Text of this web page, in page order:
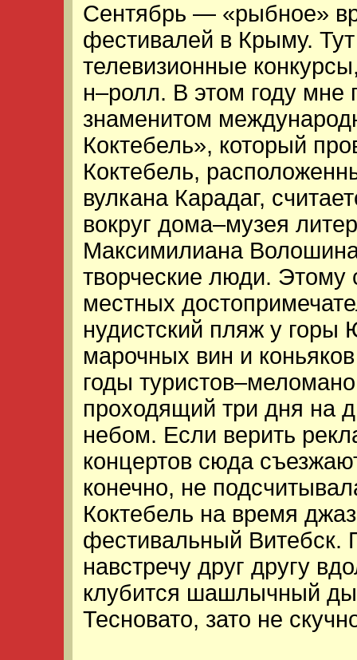
Сентябрь — «рыбное»
фестивалей в Крыму.
телевизионные
н–ролл. В этом году мне
знаменитом
Коктебель», который
Коктебель,
вулкана Карадаг,
вокруг дома–музея
Максимилиана
творческие люди. Этому
местных
нудистский пляж у
марочных вин и
годы
проходящий три дня на
небом. Если верить
концертов сюда
конечно, не
Коктебель на время
фестивальный Витебск.
навстречу друг другу
клубится шашлычный
Тесновато, зато не